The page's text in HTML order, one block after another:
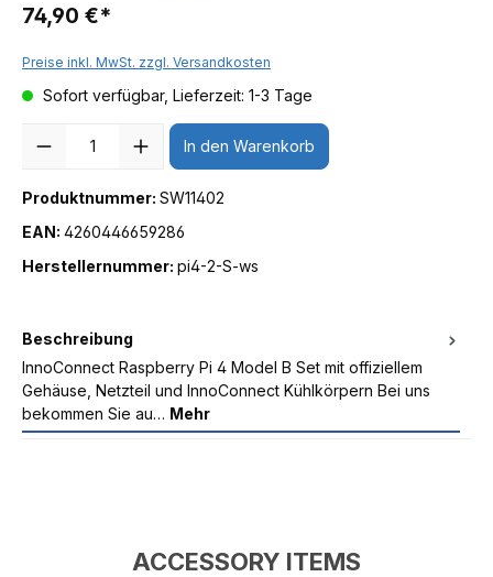
74,90 €*
Preise inkl. MwSt. zzgl. Versandkosten
Sofort verfügbar, Lieferzeit: 1-3 Tage
In den Warenkorb
Produktnummer: SW11402
EAN: 4260446659286
Herstellernummer: pi4-2-S-ws
Beschreibung
InnoConnect Raspberry Pi 4 Model B Set mit offiziellem
Gehäuse, Netzteil und InnoConnect Kühlkörpern Bei uns
bekommen Sie au… Mehr
ACCESSORY ITEMS